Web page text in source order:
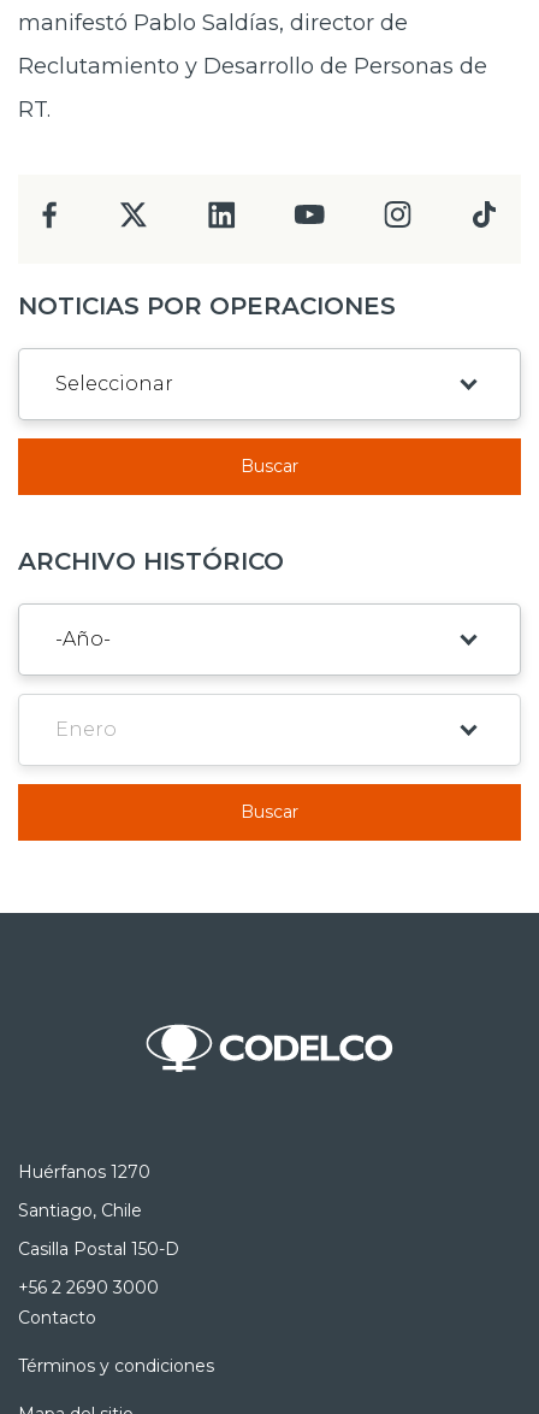
manifestó Pablo Saldías, director de
Reclutamiento y Desarrollo de Personas de
RT.
NOTICIAS POR OPERACIONES
Buscar
ARCHIVO HISTÓRICO
Buscar
Huérfanos 1270
Santiago, Chile
Casilla Postal 150-D
+56 2 2690 3000
Contacto
Términos y condiciones